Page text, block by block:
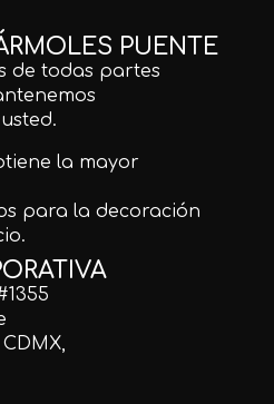
PUENTE
de todas partes
la mayor
para la decoración